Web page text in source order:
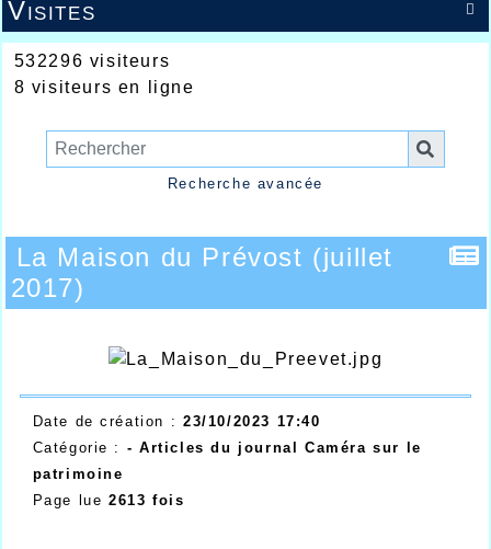

Visites
532296 visiteurs
8 visiteurs en ligne
Recherche avancée
La Maison du Prévost (juillet
2017)
Date de création : 23/10/2023 17:40
Catégorie : - Articles du journal Caméra sur le
patrimoine
Page lue 2613 fois